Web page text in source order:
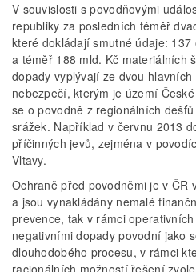
V souvislosti s povodňovými
republiky za posledních téměř
které dokládají smutné údaje:
a téměř 188 mld. Kč materiálních
dopady vyplývají ze dvou
nebezpečí, kterým je území
se o povodně z regionálních
srážek. Například v červnu 2013
příčinných jevů, zejména v
Vltavy.
Ochraně před povodněmi je v ČR
a jsou vynakládány nemalé
prevence, tak v rámci
negativními dopady povodní jako
dlouhodobého procesu, v rámci